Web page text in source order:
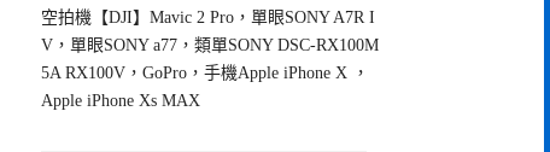
空拍機【DJI】Mavic 2 Pro，單眼SONY A7R I
V，單眼SONY a77，類單SONY DSC-RX100M
5A RX100V，GoPro，手機Apple iPhone X ，
Apple iPhone Xs MAX